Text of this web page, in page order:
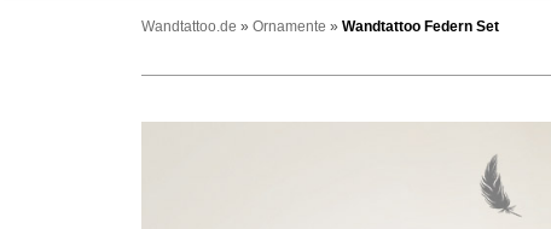
Wandtattoo.de » Ornamente » Wandtattoo Federn Set